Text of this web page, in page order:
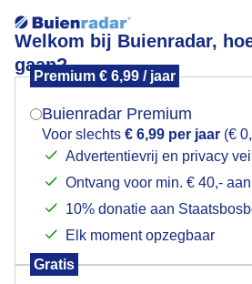
Welkom bij Buienradar,
gaan?
Premium € 6,99 / jaar
Buienradar Premium
Voor slechts € 6,99 per jaar (€
Advertentievrij en privacy
Ontvang voor min. € 40,-
10% donatie aan
Elk moment opzegbaar
Gratis
Blauwe hemel met enige
Mogen we je locatie
Indien je hier nog geen
verschijnt er zo een pop-up uit
Is goed, toon de